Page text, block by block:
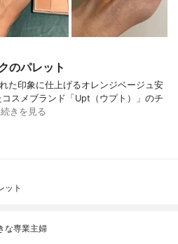
のパレット
た印象に仕上げるオレンジベージュ安
スメブランド「Upt（ウプト）」のチ
続きを見る
ット
な専業主婦